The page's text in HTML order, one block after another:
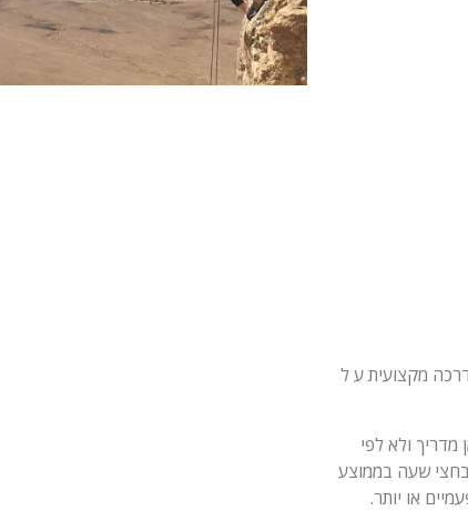
מקצועית ע ל
מתומחרת לפי זמן מדריך ולא לפי
בחצי שעה בממוצע
או יותר.